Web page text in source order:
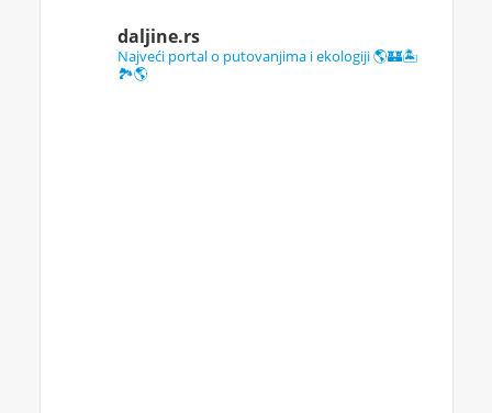
daljine.rs
Najveći portal o putovanjima i ekologiji 🌎🏰🏝️
🏞️🌎